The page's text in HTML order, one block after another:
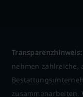
Transparenzhinweis:
nehmen zahlreiche,
zusammenarbeiten.